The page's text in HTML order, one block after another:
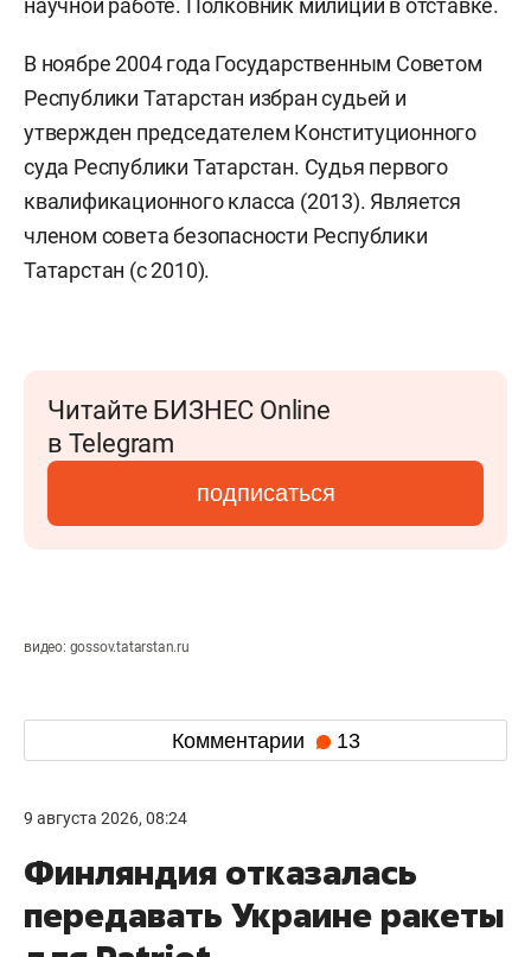
научной работе. Полковник милиции в отставке.
В ноябре 2004 года Государственным Советом
Республики Татарстан избран судьей и
утвержден председателем Конституционного
суда Республики Татарстан. Судья первого
квалификационного класса (2013). Является
членом совета безопасности Республики
Татарстан (с 2010).
Читайте БИЗНЕС Online
в Telegram
подписаться
видео: gossov.tatarstan.ru
Комментарии 13
9 августа 2026, 08:24
Финляндия отказалась
передавать Украине ракеты